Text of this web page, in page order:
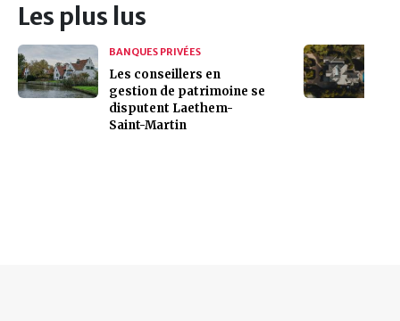
Les plus lus
BANQUES PRIVÉES
Les conseillers en
gestion de patrimoine se
disputent Laethem-
Saint-Martin